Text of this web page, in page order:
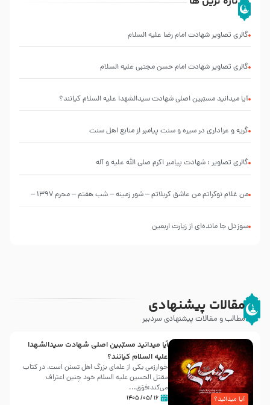
گالری تصاویر شهادت امام رضا علیه السلام
گالری تصاویر شهادت امام حسن مجتبی علیه السلام
آیا میدانید مسبّبین اصلی شهادت سیدالشهدا علیه ‌السلام کیانند؟
گریه و عزاداری در سیره و سنت پیامبر از منابع اهل سنت
گالری تصاویر : شهادت پیامبر اکرم صلی الله علیه و آله
من غلام نوکراتم من عاشق کربلاتم – شور زمینه – شب هفتم – محرم 1397 –
سوزدل جا مانده‌ای از زیارت اربعین
مقالات پیشنهادی
مطالب و مقالات پیشنهادی سردبیر
آیا میدانید؟
آیا میدانید مسبّبین اصلی شهادت سیدالشهدا
علیه ‌السلام کیانند؟
خوارزمی یکی از علمای بزرگ اهل تسنن است، در کتاب
مقتل الحسین علیه ‌السلام خود چنین اعتراف
می‌کند:فوَق...
۱۶ /۰۵/ ۱۴۰۵